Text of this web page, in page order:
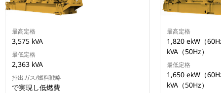
最高定格
3,575 kVA
最低定格
2,363 kVA
排出ガス/燃料戦略
で実現し低燃費
最高定格
1,820 ekW（
kVA（50Hz）
最低定格
1,650 ekW（
kVA（50Hz）